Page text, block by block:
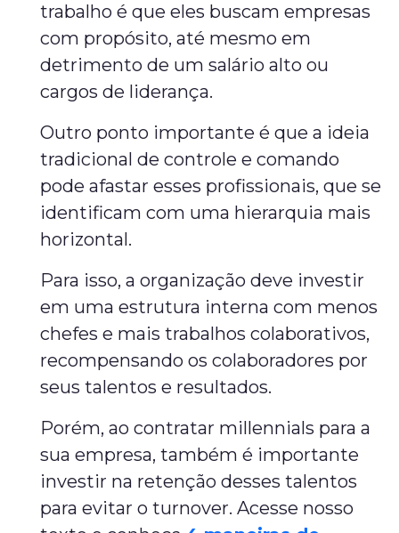
trabalho é que eles buscam empresas
com propósito, até mesmo em
detrimento de um salário alto ou
cargos de liderança.
Outro ponto importante é que a ideia
tradicional de controle e comando
pode afastar esses profissionais, que se
identificam com uma hierarquia mais
horizontal.
Para isso, a organização deve investir
em uma estrutura interna com menos
chefes e mais trabalhos colaborativos,
recompensando os colaboradores por
seus talentos e resultados.
Porém, ao contratar millennials para a
sua empresa, também é importante
investir na retenção desses talentos
para evitar o turnover. Acesse nosso